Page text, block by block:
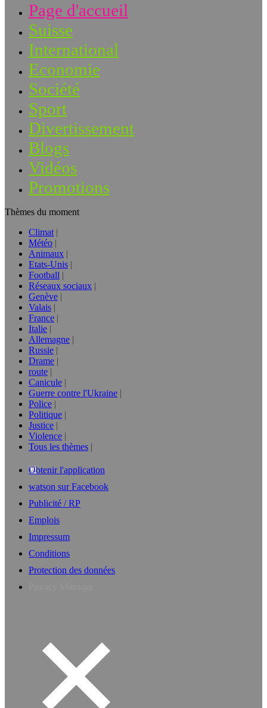
Page d'accueil
Suisse
International
Economie
Société
Sport
Divertissement
Blogs
Vidéos
Promotions
Thèmes du moment
Climat
Météo
Animaux
Etats-Unis
Football
Réseaux sociaux
Genève
Valais
France
Italie
Allemagne
Russie
Drame
route
Canicule
Guerre contre l'Ukraine
Police
Politique
Justice
Violence
Tous les thèmes
Obtenir l'application
watson sur Facebook
Publicité / RP
Emplois
Impressum
Conditions
Protection des données